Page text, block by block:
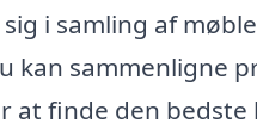
i samling af
kan sammenligne
at finde den bedste